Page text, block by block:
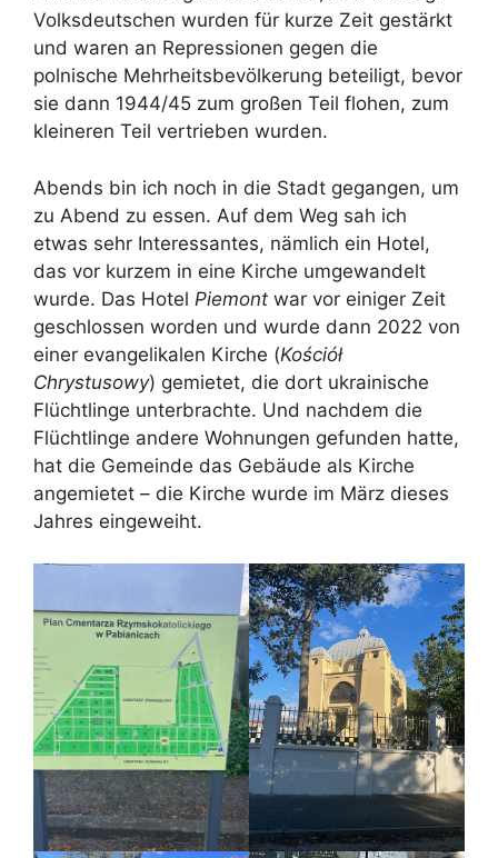
Volksdeutschen wurden für kurze Zeit gestärkt
und waren an Repressionen gegen die
polnische Mehrheitsbevölkerung beteiligt, bevor
sie dann 1944/45 zum großen Teil flohen, zum
kleineren Teil vertrieben wurden.
Abends bin ich noch in die Stadt gegangen, um
zu Abend zu essen. Auf dem Weg sah ich
etwas sehr Interessantes, nämlich ein Hotel,
das vor kurzem in eine Kirche umgewandelt
wurde. Das Hotel Piemont war vor einiger Zeit
geschlossen worden und wurde dann 2022 von
einer evangelikalen Kirche (Kościół
Chrystusowy) gemietet, die dort ukrainische
Flüchtlinge unterbrachte. Und nachdem die
Flüchtlinge andere Wohnungen gefunden hatte,
hat die Gemeinde das Gebäude als Kirche
angemietet – die Kirche wurde im März dieses
Jahres eingeweiht.